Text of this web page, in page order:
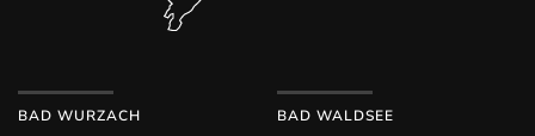
BAD WURZACH BAD WALDSEE